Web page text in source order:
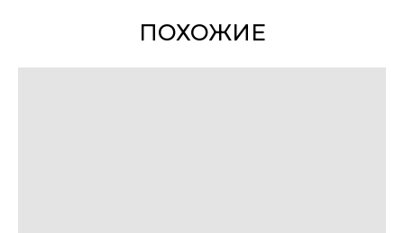
• принт в духе грузовых мешков и перевозок — с потертым, винтажным
• новые оттенки: темно-серый и оливковый.
ПОХОЖИЕ